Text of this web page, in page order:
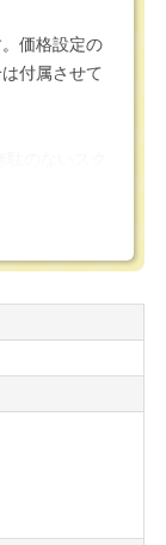
価格設定の
付属させて
のないスク
統的な役員
ンパクトな
格的な応接
採用してい
拭き等で簡
の方が利用